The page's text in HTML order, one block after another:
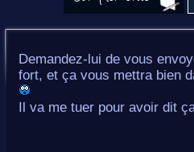
Demandez-lui de vous
fort, et ça vous mettra bien
Il va me tuer pour avoir dit